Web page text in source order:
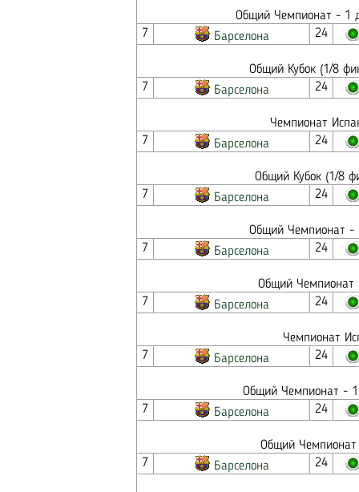
Общий Чемпионат - 1
7
Барселона 24
Общий Кубок (1/8
7
Барселона 24
Чемпионат
7
Барселона 24
Общий Кубок (1/8
7
Барселона 24
Общий Чемпионат -
7
Барселона 24
Общий Чемпионат
7
Барселона 24
Чемпионат
7
Барселона 24
Общий Чемпионат -
7
Барселона 24
Общий
7
Барселона 24